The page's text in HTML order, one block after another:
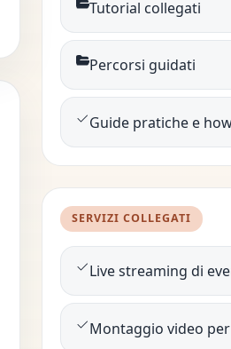
Tutorial collegati
Percorsi guidati
Guide pratiche e
SERVIZI COLLEGATI
Live streaming di
Montaggio video